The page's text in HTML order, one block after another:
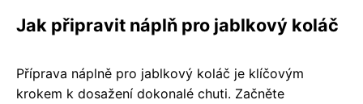
Jak připravit náplň pro jablkový koláč
Příprava náplně pro jablkový koláč je klíčovým
krokem k dosažení dokonalé chuti. Začněte